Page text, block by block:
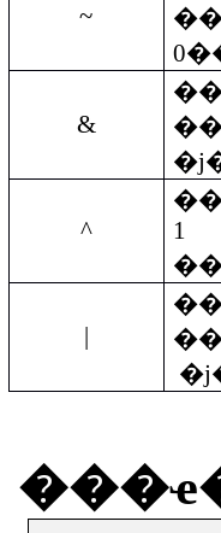
~
&
^
1
|